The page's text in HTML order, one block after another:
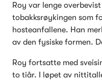
Roy var lenge
tobakksrøykingen som
hosteanfallene. Han
av den fysiske formen.
Roy fortsatte med
to tiår. I løpet av